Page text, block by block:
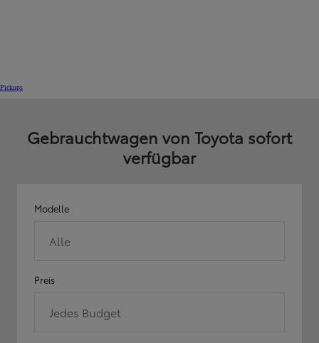
Pickups
Gebrauchtwagen von Toyota sofort
verfügbar
Modelle
Alle
Preis
Jedes Budget